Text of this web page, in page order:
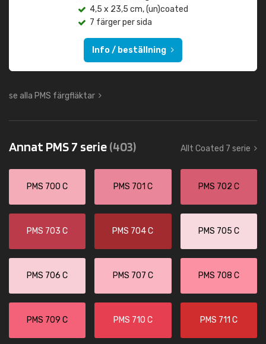
4,5 x 23,5 cm, (un)coated
7 färger per sida
Info / beställning
se alla PMS färgfläktar
Annat PMS 7 serie(403) Allt Coated 7 serie
PMS 700 C PMS 701 C PMS 702 C
PMS 703 C PMS 704 C PMS 705 C
PMS 706 C PMS 707 C PMS 708 C
PMS 709 C PMS 710 C PMS 711 C